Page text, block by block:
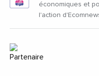
économiques et
l'action